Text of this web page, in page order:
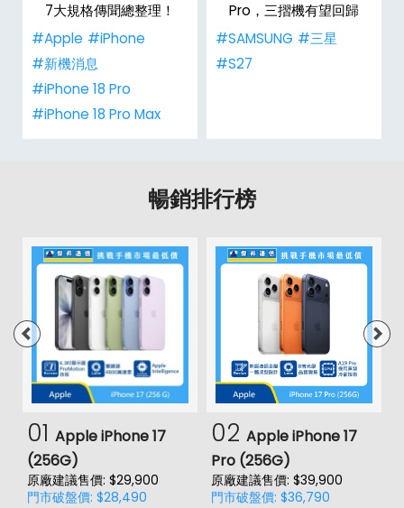
7大規格傳聞總整理！
#Apple #iPhone
#新機消息
#iPhone 18 Pro
#iPhone 18 Pro Max
Pro，三摺機有望回歸
#SAMSUNG #三星
#S27
暢銷排行榜
01 Apple iPhone 17
(256G)
原廠建議售價: $29,900
門市破盤價: $28,490
02 Apple iPhone 17
Pro (256G)
原廠建議售價: $39,900
門市破盤價: $36,790